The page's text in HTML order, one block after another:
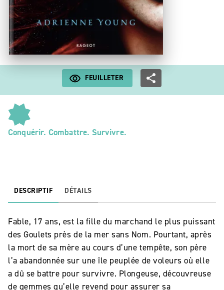
FEUILLETER
Conquérir. Combattre. Survivre.
DESCRIPTIF DÉTAILS
Fable, 17 ans, est la fille du marchand le plus puissant
des Goulets près de la mer sans Nom. Pourtant, après
la mort de sa mère au cours d’une tempête, son père
l’a abandonnée sur une île peuplée de voleurs où elle
a dû se battre pour survivre. Plongeuse, découvreuse
de gemmes qu’elle revend pour assurer sa